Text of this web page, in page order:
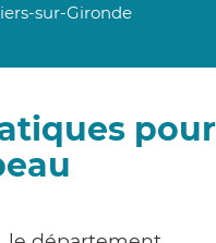
sur-Gironde
pour